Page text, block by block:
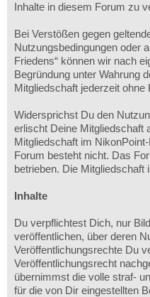
Inhalte in diesem Forum zu
Bei Verstößen gegen
Nutzungsbedingungen oder
Friedens“ können wir nach
Begründung unter Wahrung
Mitgliedschaft jederzeit ohne
Widersprichst Du den
erlischt Deine Mitgliedschaft
Mitgliedschaft im
Forum besteht nicht. Das
betrieben. Die Mitgliedschaft
Inhalte
Du verpflichtest Dich, nur
veröffentlichen, über deren
Veröffentlichungsrechte Du
Veröffentlichungsrecht
übernimmst die volle straf-
für die von Dir eingestellten